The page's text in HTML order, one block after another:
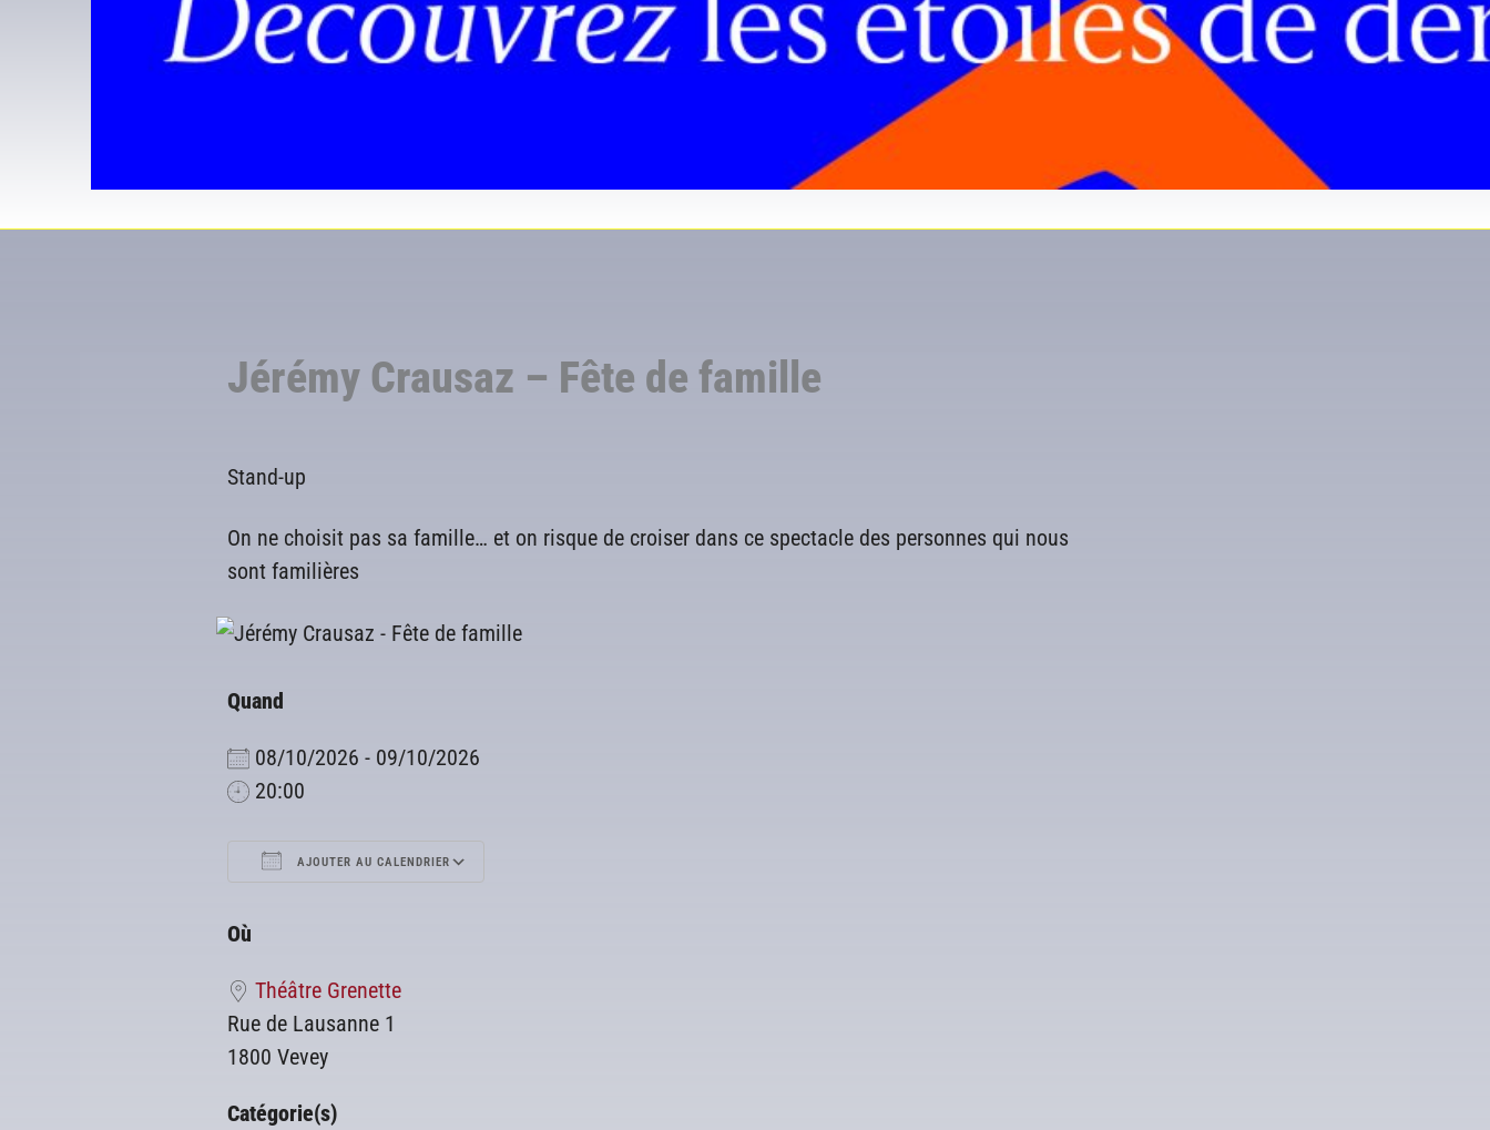
Jérémy Crausaz – Fête de famille
Stand-up
On ne choisit pas sa famille… et on risque de croiser dans ce spectacle des personnes qui nous
sont familières
Quand
08/10/2026 - 09/10/2026
20:00
AJOUTER AU CALENDRIER
Où
Théâtre Grenette
Rue de Lausanne 1
1800 Vevey
Catégorie(s)